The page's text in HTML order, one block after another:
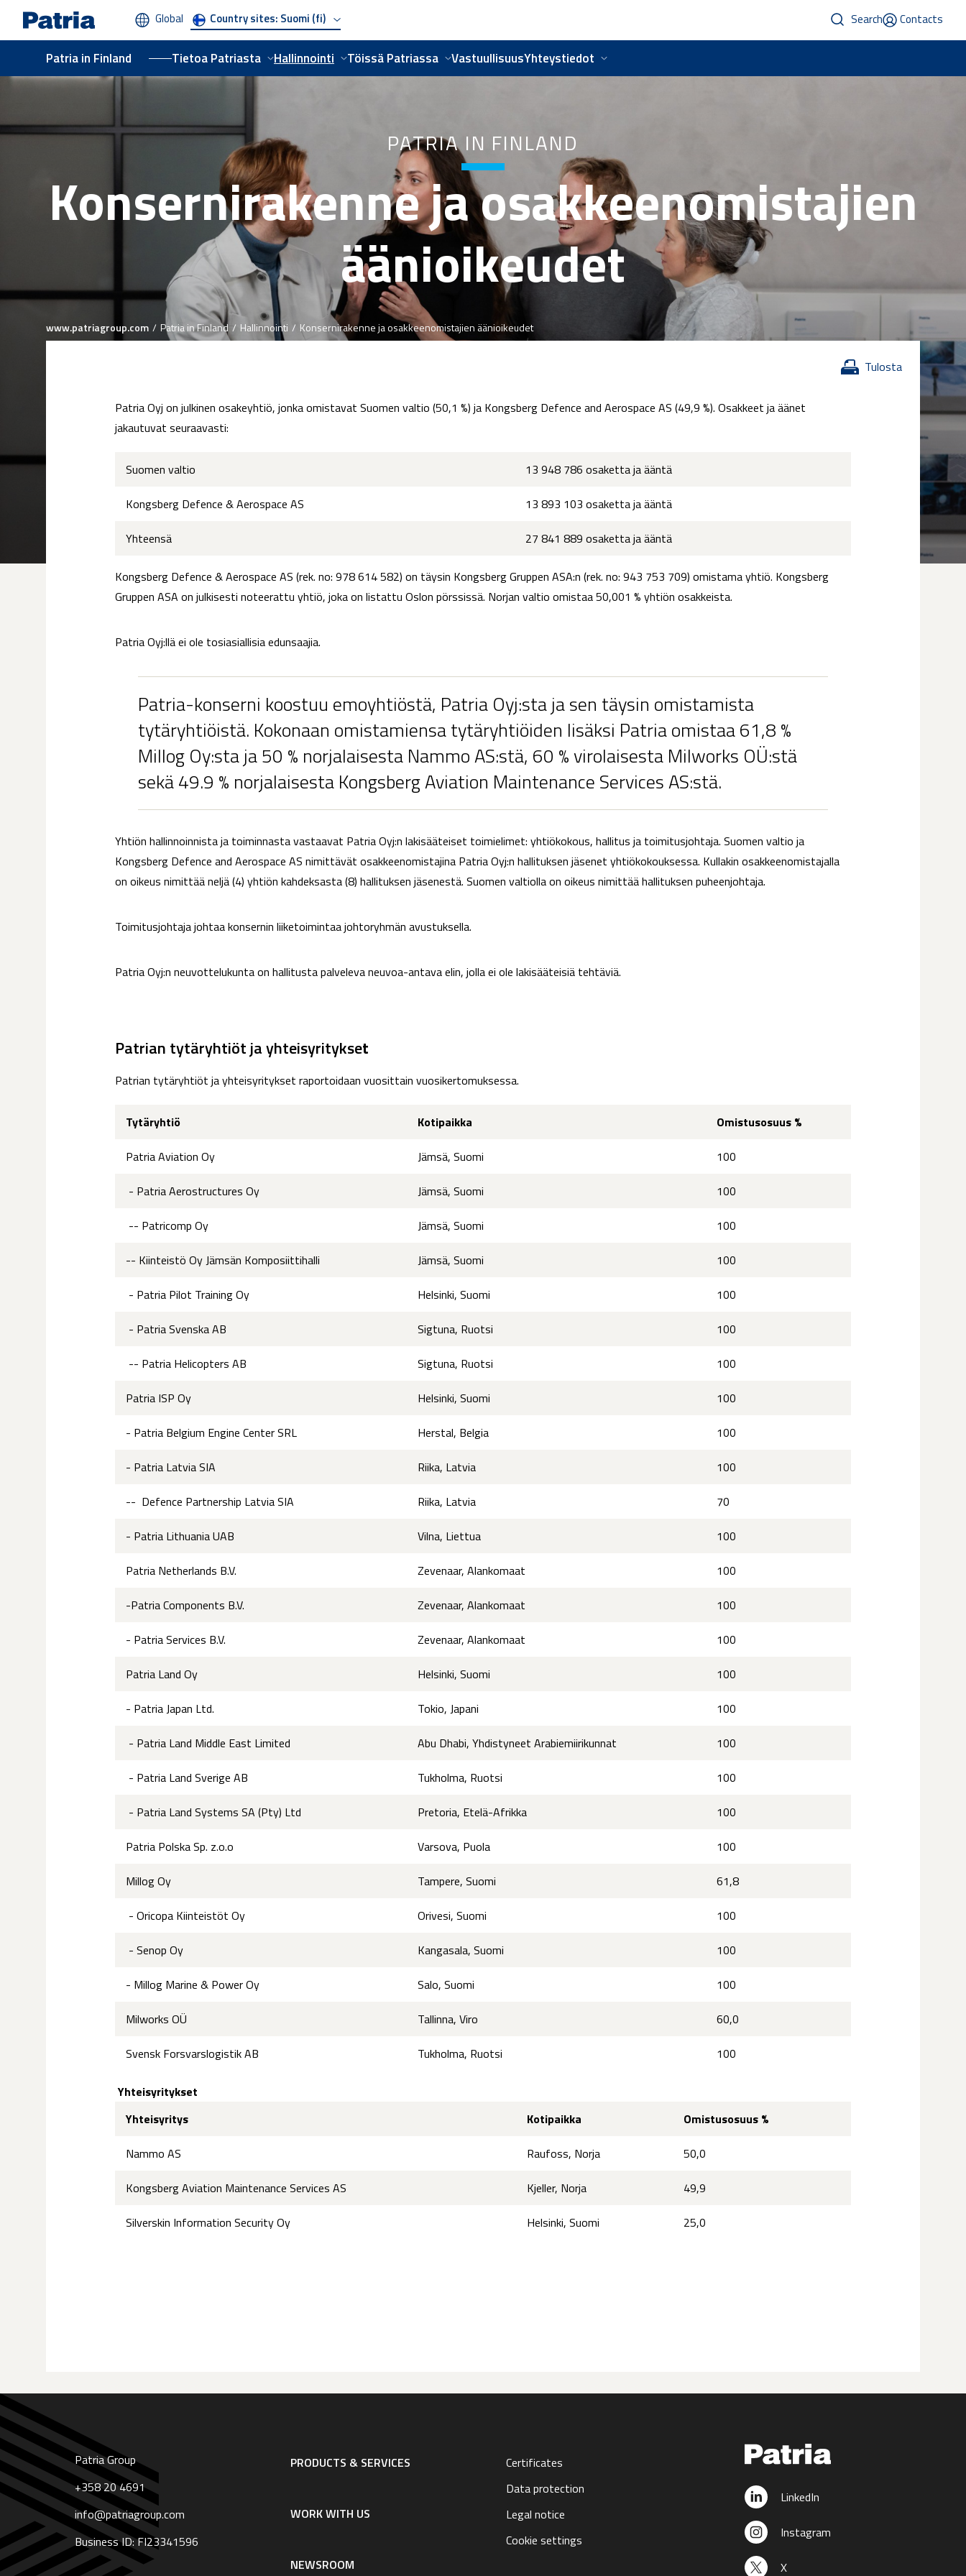
content
Global Country sites: Suomi (fi) Search Contacts
Patria in Finland Tietoa Patriasta Hallinnointi Töissä Patriassa VastuullisuusYhteystiedot
PATRIA IN FINLAND
Konsernirakenne ja osakkeenomistajien
äänioikeudet
Breadcrumb
www.patriagroup.com Patria in Finland Hallinnointi Konsernirakenne ja osakkeenomistajien äänioikeudet
Tulosta
Patria Oyj on julkinen osakeyhtiö, jonka omistavat Suomen valtio (50,1 %) ja Kongsberg Defence and Aerospace AS (49,9 %). Osakkeet ja äänet
jakautuvat seuraavasti:
Suomen valtio
13 948 786 osaketta ja ääntä
Kongsberg Defence & Aerospace AS
13 893 103 osaketta ja ääntä
Yhteensä
27 841 889 osaketta ja ääntä
Kongsberg Defence & Aerospace AS (rek. no: 978 614 582) on täysin Kongsberg Gruppen ASA:n (rek. no: 943 753 709) omistama yhtiö. Kongsberg
Gruppen ASA on julkisesti noteerattu yhtiö, joka on listattu Oslon pörssissä. Norjan valtio omistaa 50,001 % yhtiön osakkeista.
Patria Oyj:llä ei ole tosiasiallisia edunsaajia.
Patria-konserni koostuu emoyhtiöstä, Patria Oyj:sta ja sen täysin omistamista
tytäryhtiöistä. Kokonaan omistamiensa tytäryhtiöiden lisäksi Patria omistaa 61,8 %
Millog Oy:sta ja 50 % norjalaisesta Nammo AS:stä, 60 % virolaisesta Milworks OÜ:stä
sekä 49.9 % norjalaisesta Kongsberg Aviation Maintenance Services AS:stä.
Yhtiön hallinnoinnista ja toiminnasta vastaavat Patria Oyj:n lakisääteiset toimielimet: yhtiökokous, hallitus ja toimitusjohtaja. Suomen valtio ja
Kongsberg Defence and Aerospace AS nimittävät osakkeenomistajina Patria Oyj:n hallituksen jäsenet yhtiökokouksessa. Kullakin osakkeenomistajalla
on oikeus nimittää neljä (4) yhtiön kahdeksasta (8) hallituksen jäsenestä. Suomen valtiolla on oikeus nimittää hallituksen puheenjohtaja.
Toimitusjohtaja johtaa konsernin liiketoimintaa johtoryhmän avustuksella.
Patria Oyj:n neuvottelukunta on hallitusta palveleva neuvoa-antava elin, jolla ei ole lakisääteisiä tehtäviä.
Patrian tytäryhtiöt ja yhteisyritykset
Patrian tytäryhtiöt ja yhteisyritykset raportoidaan vuosittain vuosikertomuksessa.
Tytäryhtiö Kotipaikka
Omistusosuus %
Patria Aviation Oy
Jämsä, Suomi
100
- Patria Aerostructures Oy
Jämsä, Suomi
100
-- Patricomp Oy
Jämsä, Suomi
100
-- Kiinteistö Oy Jämsän Komposiittihalli
Jämsä, Suomi
100
- Patria Pilot Training Oy
Helsinki, Suomi
100
- Patria Svenska AB
Sigtuna, Ruotsi
100
-- Patria Helicopters AB
Sigtuna, Ruotsi
100
Patria ISP Oy
Helsinki, Suomi
100
- Patria Belgium Engine Center SRL
Herstal, Belgia
100
- Patria Latvia SIA
Riika, Latvia
100
-- Defence Partnership Latvia SIA
Riika, Latvia
70
- Patria Lithuania UAB
Vilna, Liettua
100
Patria Netherlands B.V.
Zevenaar, Alankomaat
100
-Patria Components B.V.
Zevenaar, Alankomaat
100
- Patria Services B.V.
Zevenaar, Alankomaat
100
Patria Land Oy
Helsinki, Suomi
100
- Patria Japan Ltd.
Tokio, Japani
100
- Patria Land Middle East Limited
Abu Dhabi, Yhdistyneet Arabiemiirikunnat
100
- Patria Land Sverige AB
Tukholma, Ruotsi
100
- Patria Land Systems SA (Pty) Ltd
Pretoria, Etelä-Afrikka
100
Patria Polska Sp. z.o.o
Varsova, Puola
100
Millog Oy
Tampere, Suomi
61,8
- Oricopa Kiinteistöt Oy
Orivesi, Suomi
100
- Senop Oy
Kangasala, Suomi
100
- Millog Marine & Power Oy
Salo, Suomi
100
Milworks OÜ
Tallinna, Viro
60,0
Svensk Forsvarslogistik AB
Tukholma, Ruotsi 100
Yhteisyritykset
Yhteisyritys
Kotipaikka
Omistusosuus %
Nammo AS
Raufoss, Norja
50,0
Kongsberg Aviation Maintenance Services AS
Kjeller, Norja
49,9
Silverskin Information Security Oy
Helsinki, Suomi 25,0
Patria Group
+358 20 4691
info@patriagroup.com
Business ID: FI23341596
Footer
navigation
PRODUCTS & SERVICES
WORK WITH US
NEWSROOM
Certificates
Data protection
Legal notice
Cookie settings
LinkedIn
Instagram
X